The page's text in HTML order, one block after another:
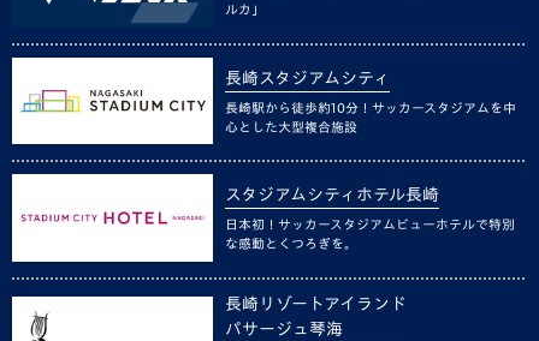
ルカ」
長崎スタジアムシティ
長崎駅から徒歩約10分！サッカースタジアムを中
心とした大型複合施設
スタジアムシティホテル長崎
日本初！サッカースタジアムビューホテルで特別
な感動とくつろぎを。
長崎リゾートアイランド
パサージュ琴海